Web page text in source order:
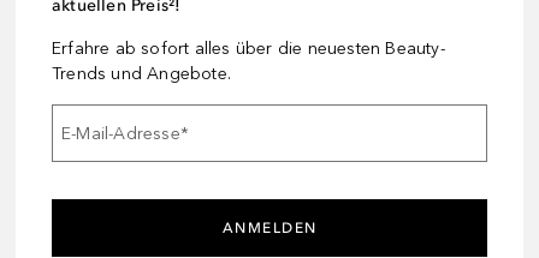
aktuellen Preis²!
Erfahre ab sofort alles über die neuesten Beauty-
Trends und Angebote.
E-Mail-Adresse*
ANMELDEN